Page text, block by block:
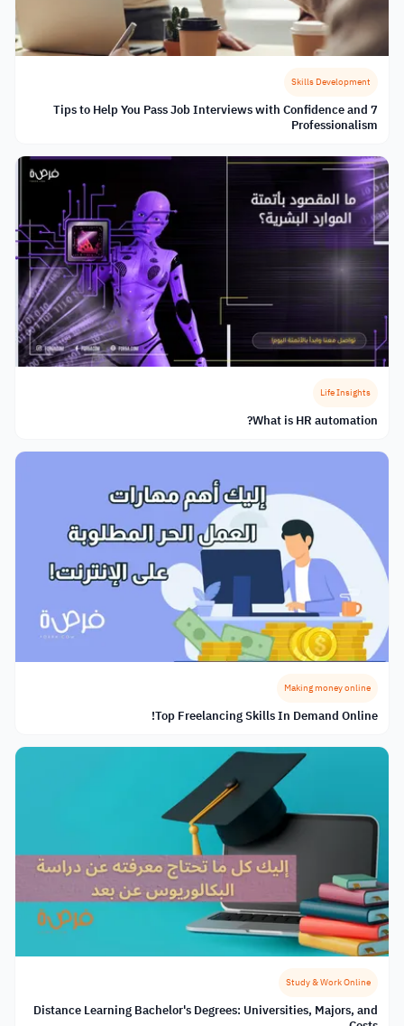
Skills Development
7 Tips to Help You Pass Job Interviews with Confidence and
Professionalism
Life Insights
What is HR automation?
Making money online
Top Freelancing Skills In Demand Online!
Study & Work Online
Distance Learning Bachelor's Degrees: Universities, Majors, and